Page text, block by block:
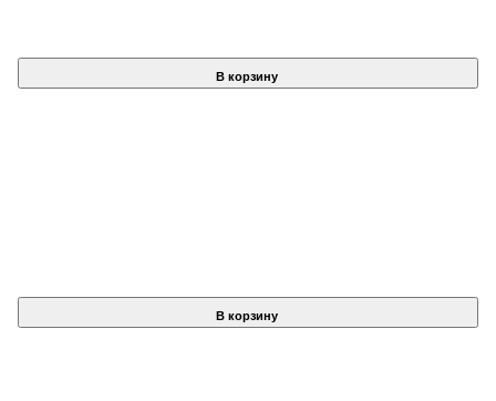
В корзину
В корзину